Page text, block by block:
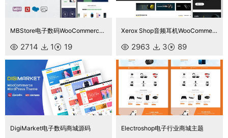
MBStore电子数码WooCommerce WordPress 主题
2714 1 19
Xerox Shop音频耳机WooCommerce主题
2963 3 89
DigiMarket电子数码商城源码 Electroshop电子行业商城主题